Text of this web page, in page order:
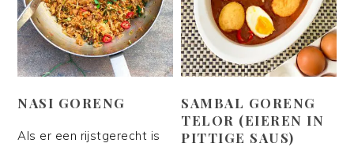
NASI GORENG
Als er een rijstgerecht is
SAMBAL GORENG
TELOR (EIEREN IN
PITTIGE SAUS)